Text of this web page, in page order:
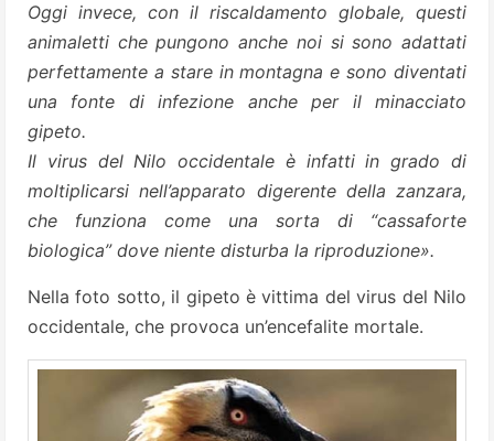
Oggi invece, con il riscaldamento globale, questi
animaletti che pungono anche noi si sono adattati
perfettamente a stare in montagna e sono diventati
una fonte di infezione anche per il minacciato
gipeto.
Il virus del Nilo occidentale è infatti in grado di
moltiplicarsi nell’apparato digerente della zanzara,
che funziona come una sorta di “cassaforte
biologica” dove niente disturba la riproduzione».
Nella foto sotto, il gipeto è vittima del virus del Nilo
occidentale, che provoca un’encefalite mortale.